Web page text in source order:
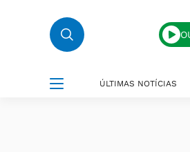
ÚLTIMAS NOTÍCIAS